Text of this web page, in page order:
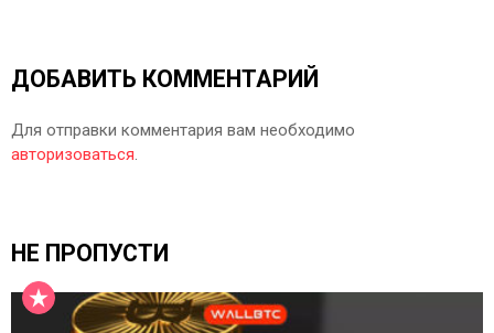
ДОБАВИТЬ КОММЕНТАРИЙ
Для отправки комментария вам необходимо
авторизоваться.
НЕ ПРОПУСТИ